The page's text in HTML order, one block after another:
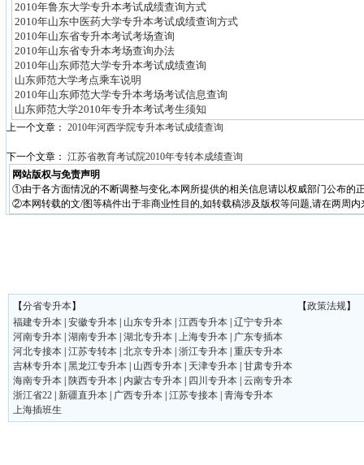
2010年鲁东大学专升本考试成绩查询方式
2010年山东中医药大学专升本考试成绩查询方式
2010年山东省专升本考试考场查询
2010年山东省专升本考场查询办法
2010年山东师范大学专升本考试成绩查询
山东师范大学考点乘车说明
2010年山东师范大学专升本考场考试信息查询
山东师范大学2010年专升本考试考生须知
上一个文章： 2010年河西学院专升本考试成绩查询
下一个文章： 江苏省教育考试院2010年专转本成绩查询
网站版权与免责声明
①由于各方面情况的不断调整与变化,本网所提供的相关信息请以权威部门公布的
②本网转载的文/图等稿件出于非商业性目的,如转载稿涉及版权等问题,请在两周内
【分省专升本】
福建专升本 安徽专升本 山东专升本 江西专升本 辽宁专升本
河南专升本 湖南专升本 湖北专升本 上海专升本
广东专插本
河北专接本 江苏专转本 北京专升本 浙江专升本 重庆专升本
吉林专升本 黑龙江专升本 山西专升本 天津专升本 甘肃专升本
海南专升本
陕西专升本 内蒙古专升本 四川专升本 云南专升本
浙江省22 新疆直升本 广西专升本 江苏专接本 青海专升本
上海插班生
【政策法规】